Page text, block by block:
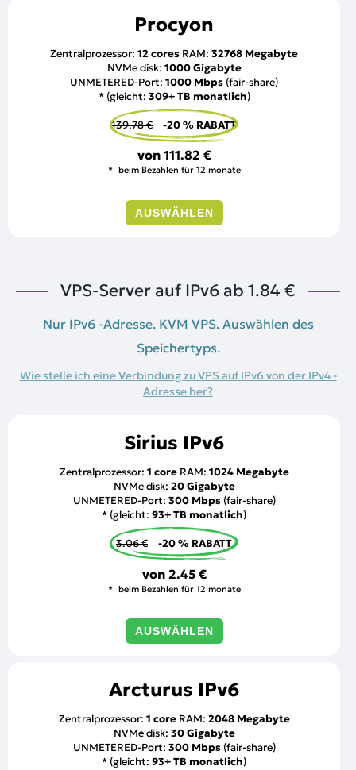
Procyon
Zentralprozessor: 12 cores RAM: 32768 Megabyte
NVMe disk: 1000 Gigabyte
UNMETERED-Port: 1000 Mbps (fair-share)
* (gleicht: 309+ TB monatlich)
139.78 € -20 % RABATT
von 111.82 €
beim Bezahlen für 12 monate
AUSWÄHLEN
VPS-Server auf IPv6 ab 1.84 €
Nur IPv6 -Adresse. KVM VPS. Auswählen des
Speichertyps.
Wie stelle ich eine Verbindung zu VPS auf IPv6 von der IPv4 -
Adresse her?
Sirius IPv6
Zentralprozessor: 1 coreRAM: 1024 Megabyte
NVMe disk: 20 Gigabyte
UNMETERED-Port: 300 Mbps(fair-share)
* (gleicht: 93+ TB monatlich)
3.06 € -20 % RABATT
von 2.45 €
beim Bezahlen für 12 monate
AUSWÄHLEN
Arcturus IPv6
Zentralprozessor: 1 coreRAM: 2048 Megabyte
NVMe disk: 30 Gigabyte
UNMETERED-Port: 300 Mbps(fair-share)
* (gleicht: 93+ TB monatlich)